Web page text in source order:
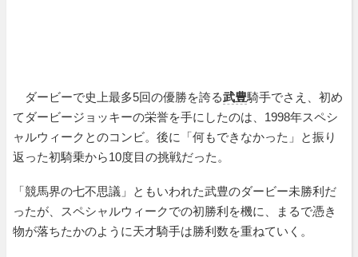
ダービーで史上最多5回の優勝を誇る武豊騎手でさえ、初め
てダービージョッキーの栄誉を手にしたのは、1998年スペシ
ャルウィークとのコンビ。後に「何もできなかった」と振り
返った初騎乗から10度目の挑戦だった。
「競馬界の七不思議」ともいわれた武豊のダービー未勝利だ
ったが、スペシャルウィークでの初勝利を機に、まるで憑き
物が落ちたかのように天才騎手は勝利数を重ねていく。